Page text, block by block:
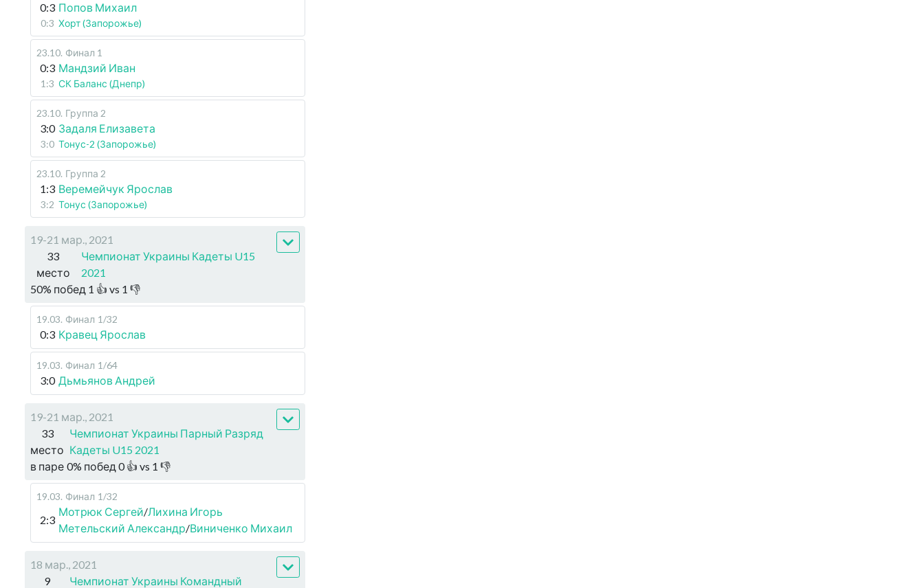
0:3 Попов Михаил
0:3 Хорт (Запорожье)
23.10. Финал 1
0:3 Мандзий Иван
1:3 СК Баланс (Днепр)
23.10. Группа 2
3:0 Задаля Елизавета
3:0 Тонус-2 (Запорожье)
23.10. Группа 2
1:3 Веремейчук Ярослав
3:2 Тонус (Запорожье)
19-21 мар., 2021
33
место
Чемпионат Украины Кадеты U15
2021
50% побед 1 👍 vs 1 👎
19.03. Финал 1/32
0:3 Кравец Ярослав
19.03. Финал 1/64
3:0 Дьмьянов Андрей
19-21 мар., 2021
33
место
Чемпионат Украины Парный Разряд
Кадеты U15 2021
в паре 0% побед 0👍 vs 1 👎
19.03. Финал 1/32
2:3
Мотрюк Сергей/Лихина Игорь
Метельский Александр/Виниченко Михаил
18 мар., 2021
9
Чемпионат Украины Командный